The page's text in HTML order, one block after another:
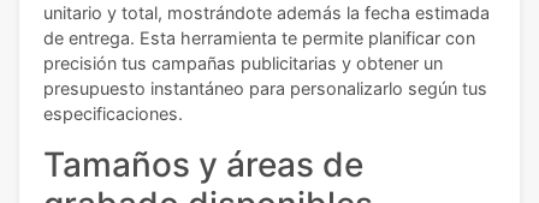
unitario y total, mostrándote además la fecha estimada
de entrega. Esta herramienta te permite planificar con
precisión tus campañas publicitarias y obtener un
presupuesto instantáneo para personalizarlo según tus
especificaciones.
Tamaños y áreas de